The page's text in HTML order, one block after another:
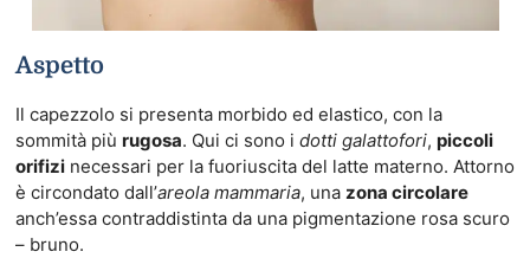
Aspetto
Il capezzolo si presenta morbido ed elastico, con la
sommità più rugosa. Qui ci sono i dotti galattofori, piccoli
orifizinecessari per la fuoriuscita del latte materno. Attorno
è circondato dall’areola mammaria, una zona circolare
anch’essa contraddistinta da una pigmentazione rosa scuro
– bruno.